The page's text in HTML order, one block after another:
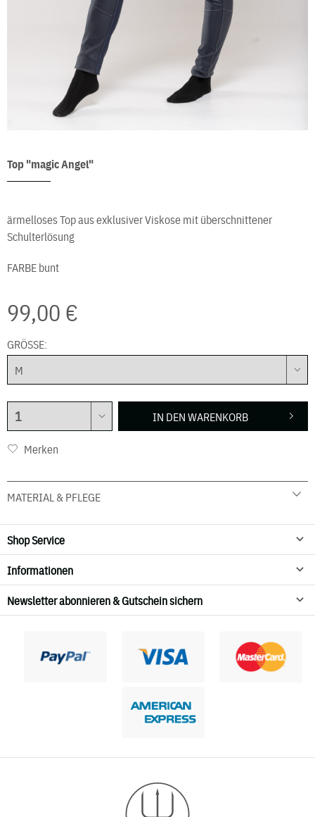
Top "magic Angel"
ärmelloses Top aus exklusiver Viskose mit überschnittener
Schulterlösung
FARBEbunt
99,00 €
GRÖSSE:
IN DENWARENKORB
Merken
MATERIAL & PFLEGE
100 % Viskose
30° C Schonwäsche
Nicht trocknen
Shop Service
Informationen
Newsletter abonnieren & Gutschein sichern